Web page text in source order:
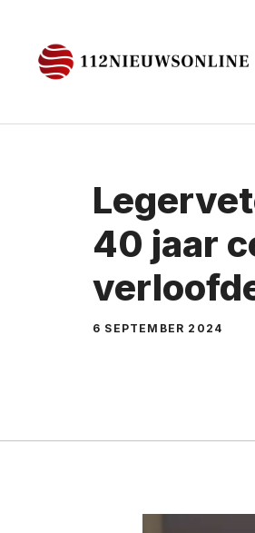
40 jaar
6 SEPTEMBER 2024